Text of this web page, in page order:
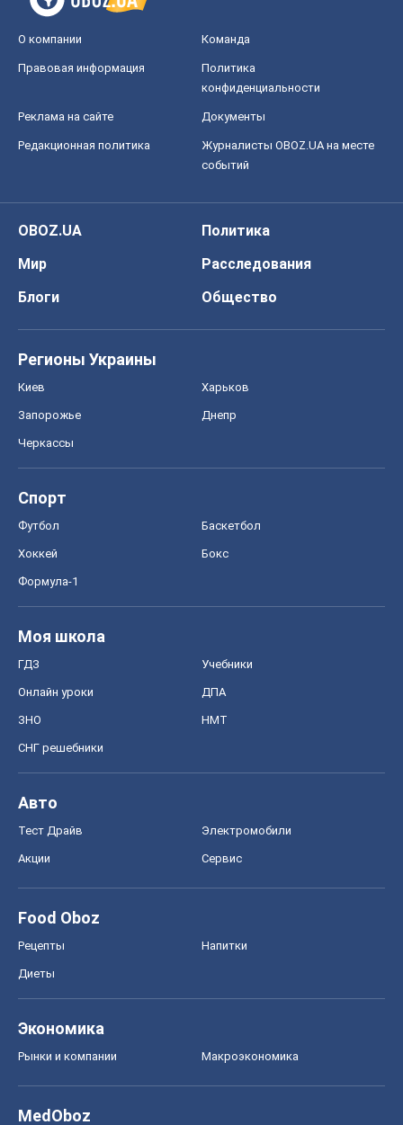
О компании Команда
Правовая информация
Политика
конфиденциальности
Реклама на сайте Документы
Редакционная политика
Журналисты OBOZ.UA на месте
событий
OBOZ.UA
Политика
Мир
Расследования
Блоги
Общество
Регионы Украины
Киев Харьков
Запорожье Днепр
Черкассы
Спорт
Футбол Баскетбол
Хоккей Бокс
Формула-1
Моя школа
ГДЗ Учебники
Онлайн уроки ДПА
ЗНО НМТ
СНГ решебники
Авто
Тест Драйв Электромобили
Акции Сервис
Food Oboz
Рецепты Напитки
Диеты
Экономика
Рынки и компании Mакроэкономика
MedOboz